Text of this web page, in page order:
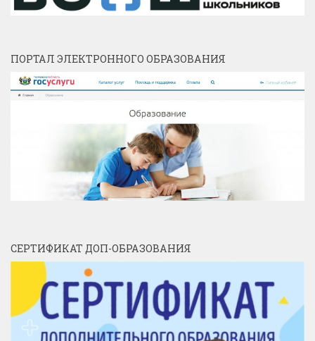
ПОРТАЛ ЭЛЕКТРОННОГО ОБРАЗОВАНИЯ
СЕРТИФИКАТ ДОП-ОБРАЗОВАНИЯ